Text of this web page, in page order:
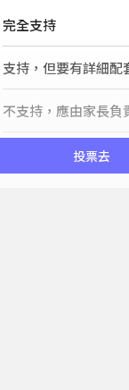
老師適度管教學生嗎？
完全支持
支持，但要有詳細配
不支持，應由家長負
投票去